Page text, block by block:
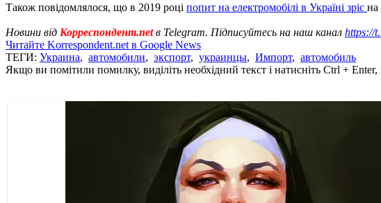
Також повідомлялося, що в 2019 році попит на електромобілі в Україні зріс на
Новини від Корреспондент.netв Telegram. Підписуйтесь на наш канал https://
Читайте Korrespondent.net в Google News
ТЕГИ: Украина, автомобили, экспорт, украинцы, Импорт, автомобиль
Якщо ви помітили помилку, виділіть необхідний текст і натисніть Ctrl +